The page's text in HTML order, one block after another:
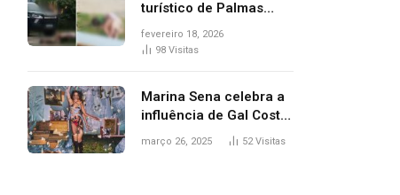
turístico de Palmas
ocorreu em frente à
viatura e base de
fevereiro 18, 2026
98 Visitas
Marina Sena celebra a
influência de Gal Costa
na arte do álbum
março 26, 2025 52Visitas